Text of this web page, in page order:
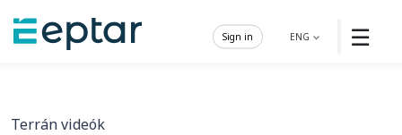
☰
ENG
Sign in
Terrán videók